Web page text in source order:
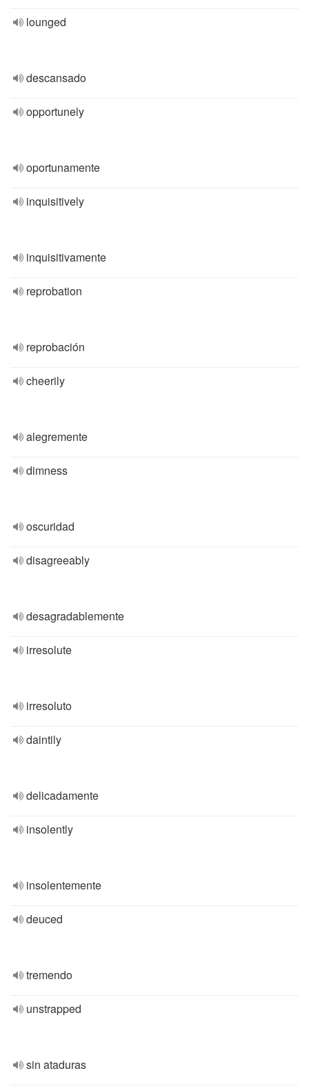
lounged
descansado
opportunely
oportunamente
inquisitively
inquisitivamente
reprobation
reprobación
cheerily
alegremente
dimness
oscuridad
disagreeably
desagradablemente
irresolute
irresoluto
daintily
delicadamente
insolently
insolentemente
deuced
tremendo
unstrapped
sin ataduras